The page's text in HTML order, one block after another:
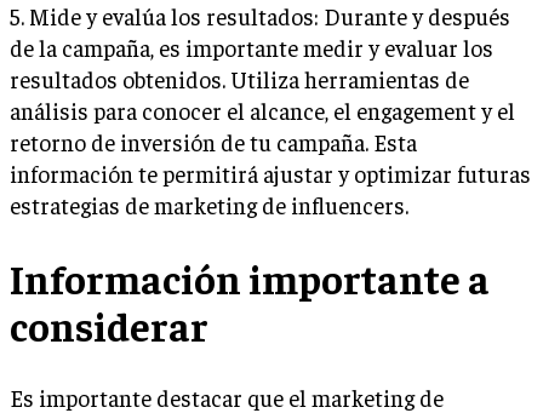
5. Mide y evalúa los resultados: Durante y después
de la campaña, es importante medir y evaluar los
resultados obtenidos. Utiliza herramientas de
análisis para conocer el alcance, el engagement y el
retorno de inversión de tu campaña. Esta
información te permitirá ajustar y optimizar futuras
estrategias de marketing de influencers.
Información importante a
considerar
Es importante destacar que el marketing de